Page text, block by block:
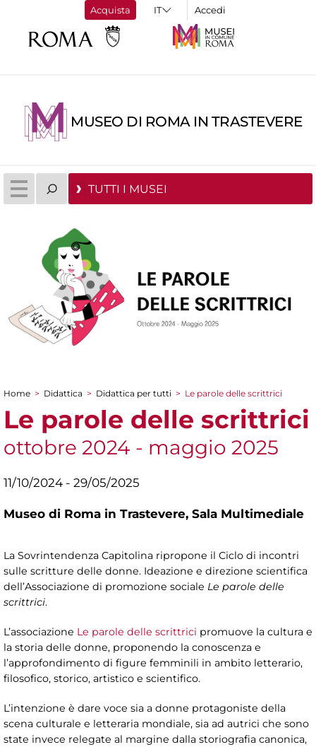
Acquista Accedi
MUSEO DI ROMA IN TRASTEVERE
TUTTI I MUSEI
Tu sei qui
Home > Didattica > Didattica per tutti > Le parole delle scrittrici
Le parole delle scrittrici
ottobre 2024 - maggio 2025
11/10/2024 - 29/05/2025
Museo di Roma in Trastevere, Sala Multimediale
La Sovrintendenza Capitolina ripropone il Ciclo di incontri
sulle scritture delle donne. Ideazione e direzione scientifica
dell’Associazione di promozione sociale Le parole delle
scrittrici.
L’associazione Le parole delle scrittrici promuove la cultura e
la storia delle donne, proponendo la conoscenza e
l’approfondimento di figure femminili in ambito letterario,
filosofico, storico, artistico e scientifico.
L’intenzione è dare voce sia a donne protagoniste della
scena culturale e letteraria mondiale, sia ad autrici che sono
state invece relegate al margine dalla storiografia canonica,